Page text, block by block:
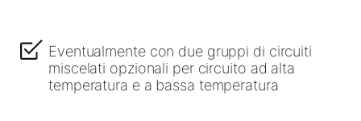
Eventualmente con due gruppi di circuiti
miscelati opzionali per circuito ad alta
temperatura e a bassa temperatura